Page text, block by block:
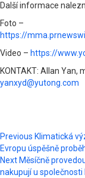
Další informace
Foto –
https://
Video – https://
KONTAKT: Allan Yan,
yanxyd@yutong.com
Post
navigation
Previous Klimatická
Evropu úspěšně
Next Měsíčně
nakupují u společnosti